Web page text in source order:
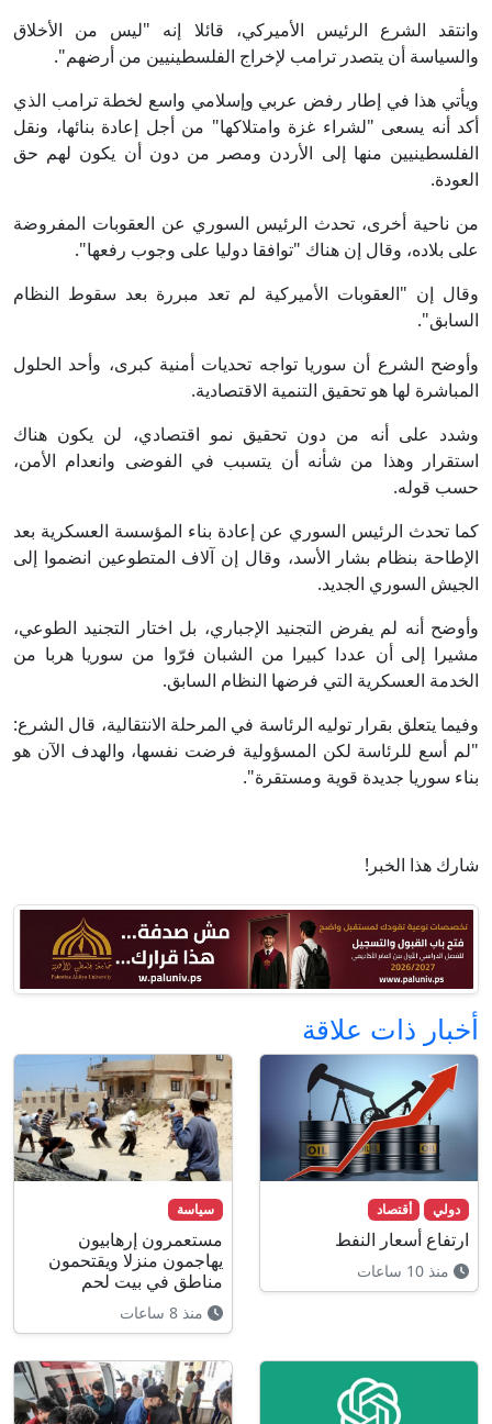
وانتقد الشرع الرئيس الأميركي، قائلا إنه "ليس من الأخلاق
والسياسة أن يتصدر ترامب لإخراج الفلسطينيين من أرضهم".
ويأتي هذا في إطار رفض عربي وإسلامي واسع لخطة ترامب الذي
أكد أنه يسعى "لشراء غزة وامتلاكها" من أجل إعادة بنائها، ونقل
الفلسطينيين منها إلى الأردن ومصر من دون أن يكون لهم حق
العودة.
من ناحية أخرى، تحدث الرئيس السوري عن العقوبات المفروضة
على بلاده، وقال إن هناك "توافقا دوليا على وجوب رفعها".
وقال إن "العقوبات الأميركية لم تعد مبررة بعد سقوط النظام
السابق".
وأوضح الشرع أن سوريا تواجه تحديات أمنية كبرى، وأحد الحلول
المباشرة لها هو تحقيق التنمية الاقتصادية.
وشدد على أنه من دون تحقيق نمو اقتصادي، لن يكون هناك
استقرار وهذا من شأنه أن يتسبب في الفوضى وانعدام الأمن،
حسب قوله.
كما تحدث الرئيس السوري عن إعادة بناء المؤسسة العسكرية بعد
الإطاحة بنظام بشار الأسد، وقال إن آلاف المتطوعين انضموا إلى
الجيش السوري الجديد.
وأوضح أنه لم يفرض التجنيد الإجباري، بل اختار التجنيد الطوعي،
مشيرا إلى أن عددا كبيرا من الشبان فرّوا من سوريا هربا من
الخدمة العسكرية التي فرضها النظام السابق.
وفيما يتعلق بقرار توليه الرئاسة في المرحلة الانتقالية، قال الشرع:
"لم أسع للرئاسة لكن المسؤولية فرضت نفسها، والهدف الآن هو
بناء سوريا جديدة قوية ومستقرة".
شارك هذا الخبر!
أخبار ذات علاقة
دولي أقتصاد
ارتفاع أسعار النفط
منذ 10 ساعات
سياسة
مستعمرون إرهابيون
يهاجمون منزلا ويقتحمون
مناطق في بيت لحم
منذ 8 ساعات